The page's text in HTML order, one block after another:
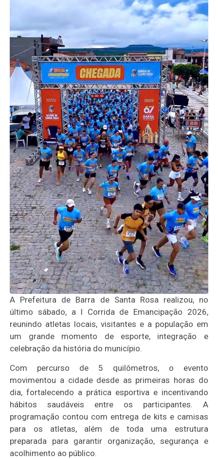
A Prefeitura de Barra de Santa Rosa realizou, no
último sábado, a I Corrida de Emancipação 2026,
reunindo atletas locais, visitantes e a população em
um grande momento de esporte, integração e
celebração da história do município.
Com percurso de 5 quilômetros, o evento
movimentou a cidade desde as primeiras horas do
dia, fortalecendo a prática esportiva e incentivando
hábitos saudáveis entre os participantes. A
programação contou com entrega de kits e camisas
para os atletas, além de toda uma estrutura
preparada para garantir organização, segurança e
acolhimento ao público.